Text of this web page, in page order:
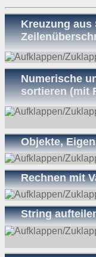
Kreuzung aus
Numerische
sortieren (mit
Objekte,
Rechnen mit
String